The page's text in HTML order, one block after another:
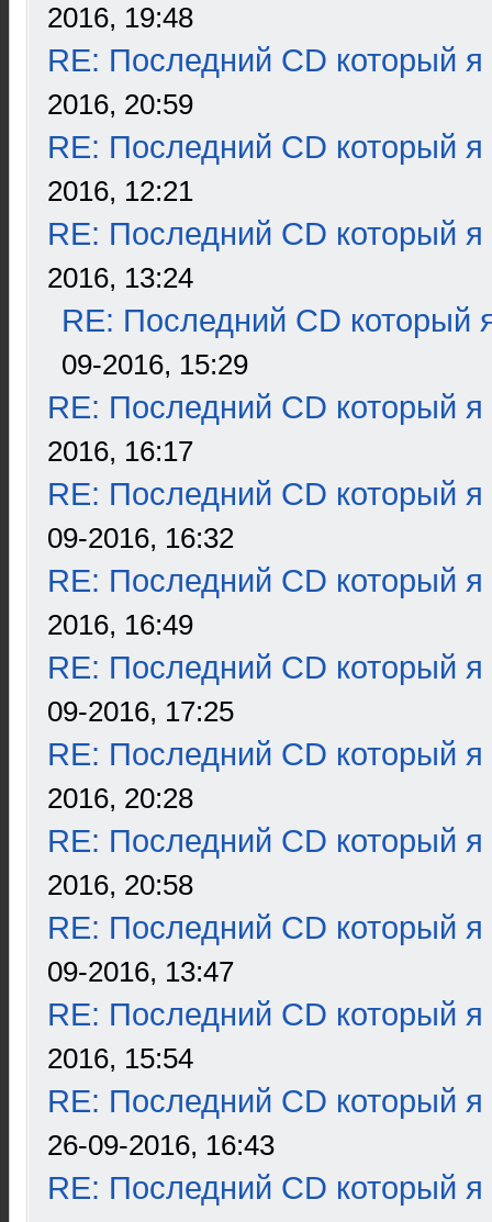
2016, 19:48
RE: Последний CD который я
2016, 20:59
RE: Последний CD который я
2016, 12:21
RE: Последний CD который я
2016, 13:24
RE: Последний CD который
09-2016, 15:29
RE: Последний CD который я
2016, 16:17
RE: Последний CD который я
09-2016, 16:32
RE: Последний CD который я
2016, 16:49
RE: Последний CD который я
09-2016, 17:25
RE: Последний CD который я
2016, 20:28
RE: Последний CD который я
2016, 20:58
RE: Последний CD который я
09-2016, 13:47
RE: Последний CD который я
2016, 15:54
RE: Последний CD который я
26-09-2016, 16:43
RE: Последний CD который я